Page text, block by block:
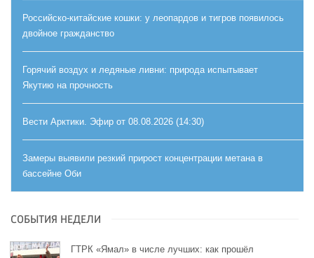
Российско-китайские кошки: у леопардов и тигров появилось
двойное гражданство
Горячий воздух и ледяные ливни: природа испытывает
Якутию на прочность
Вести Арктики. Эфир от 08.08.2026 (14:30)
Замеры выявили резкий прирост концентрации метана в
бассейне Оби
СОБЫТИЯ НЕДЕЛИ
ГТРК «Ямал» в числе лучших: как прошёл